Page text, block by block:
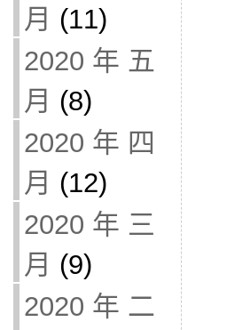
月 (11)
2020 年 五
月 (8)
2020 年 四
月 (12)
2020 年 三
月 (9)
2020 年 二